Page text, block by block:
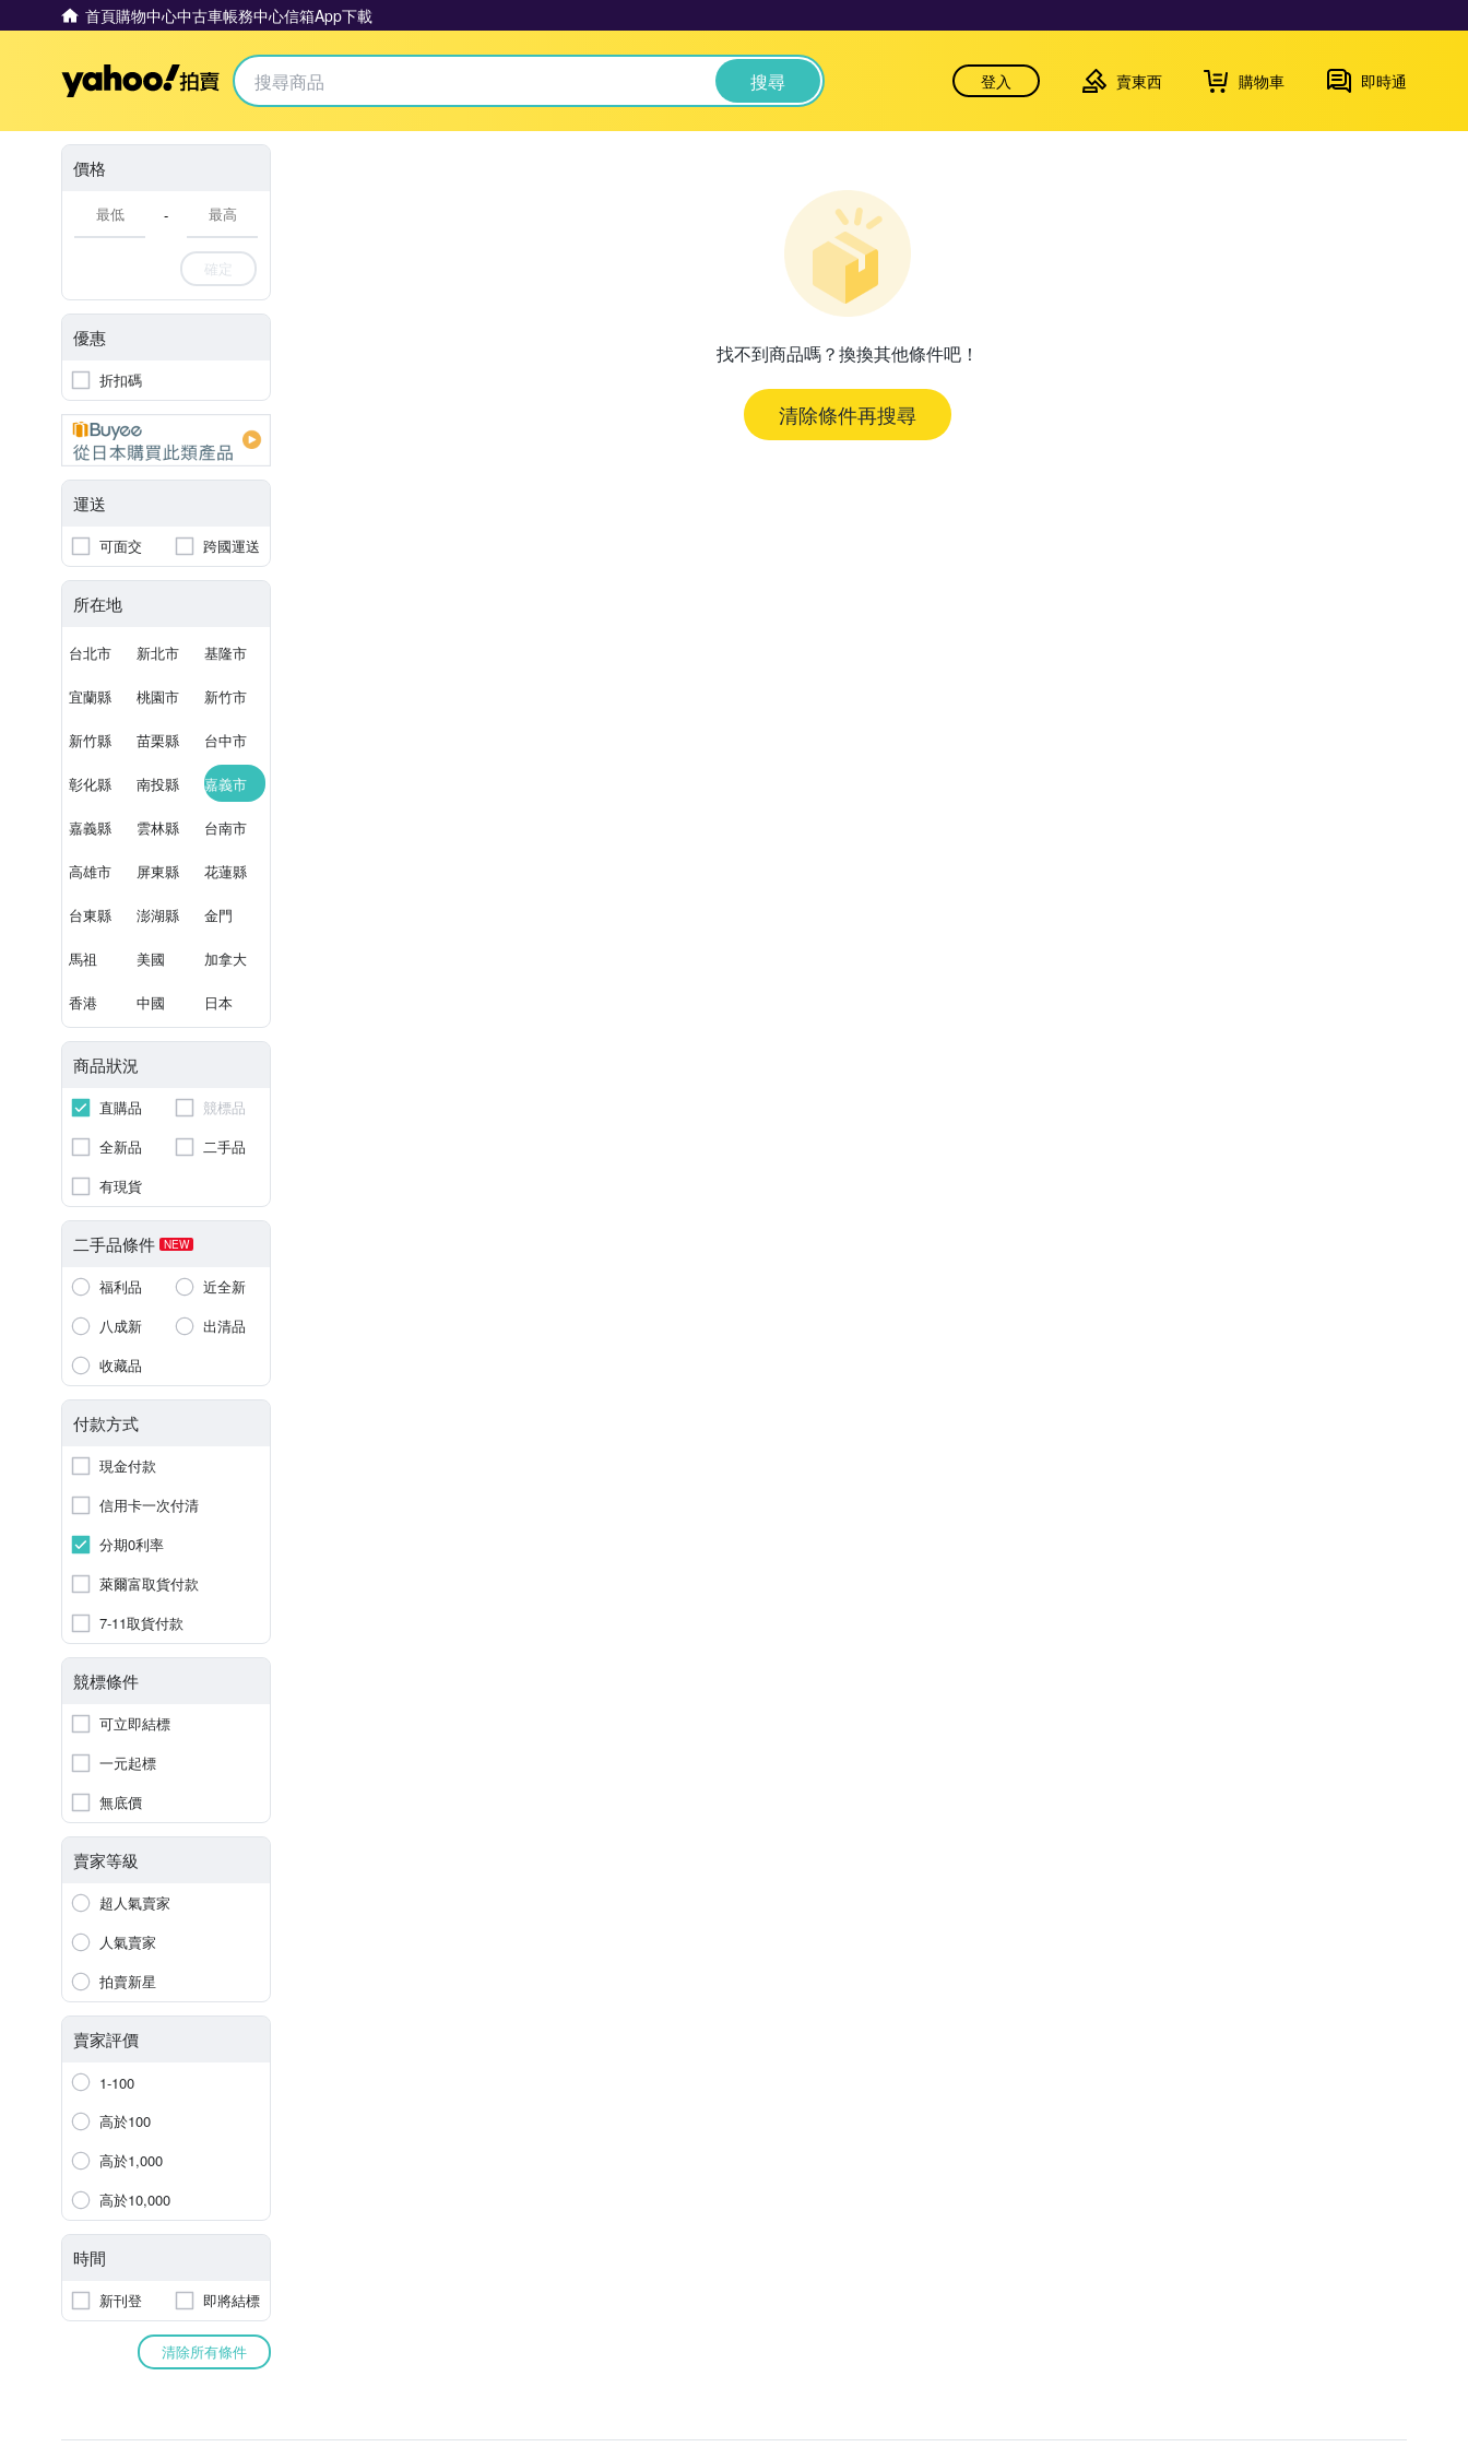
首頁購物中心中古車帳務中心信箱App下載
Yahoo拍賣 搜尋 登入 賣東西 購物車 即時通
價格
-
確定
優惠
折扣碼
運送
可面交 跨國運送
所在地
台北市 新北市 基隆市
宜蘭縣 桃園市 新竹市
新竹縣 苗栗縣 台中市
彰化縣 南投縣 嘉義市
嘉義縣 雲林縣 台南市
高雄市 屏東縣 花蓮縣
台東縣 澎湖縣 金門
馬祖 美國 加拿大
香港 中國 日本
商品狀況
直購品
競標品
全新品
二手品
有現貨
二手品條件 NEW
福利品
近全新
八成新
出清品
收藏品
付款方式
現金付款
信用卡一次付清
分期0利率
萊爾富取貨付款
7-11取貨付款
競標條件
可立即結標
一元起標
無底價
賣家等級
超人氣賣家
人氣賣家
拍賣新星
賣家評價
1-100
高於100
高於1,000
高於10,000
時間
新刊登 即將結標
清除所有條件
找不到商品嗎？換換其他條件吧！
清除條件再搜尋